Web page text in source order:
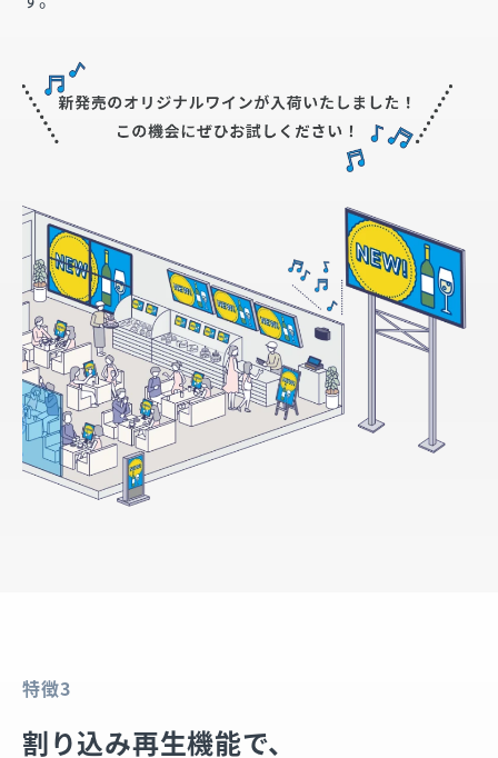
特徴3
割り込み再生機能で、